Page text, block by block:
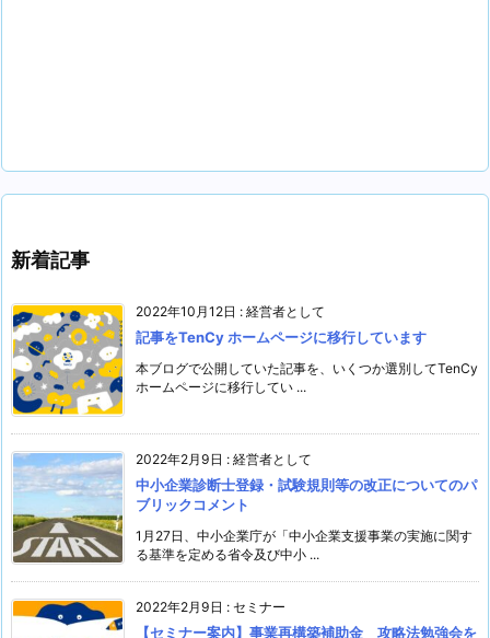
新着記事
2022年10月12日 : 経営者として
記事をTenCy ホームページに移行しています
本ブログで公開していた記事を、いくつか選別してTenCy
ホームページに移行してい ...
2022年2月9日 : 経営者として
中小企業診断士登録・試験規則等の改正についてのパ
ブリックコメント
1月27日、中小企業庁が「中小企業支援事業の実施に関す
る基準を定める省令及び中小 ...
2022年2月9日 : セミナー
【セミナー案内】事業再構築補助金 攻略法勉強会を